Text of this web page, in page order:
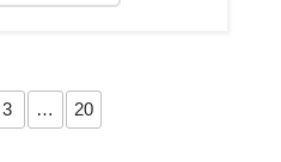
3 …
20